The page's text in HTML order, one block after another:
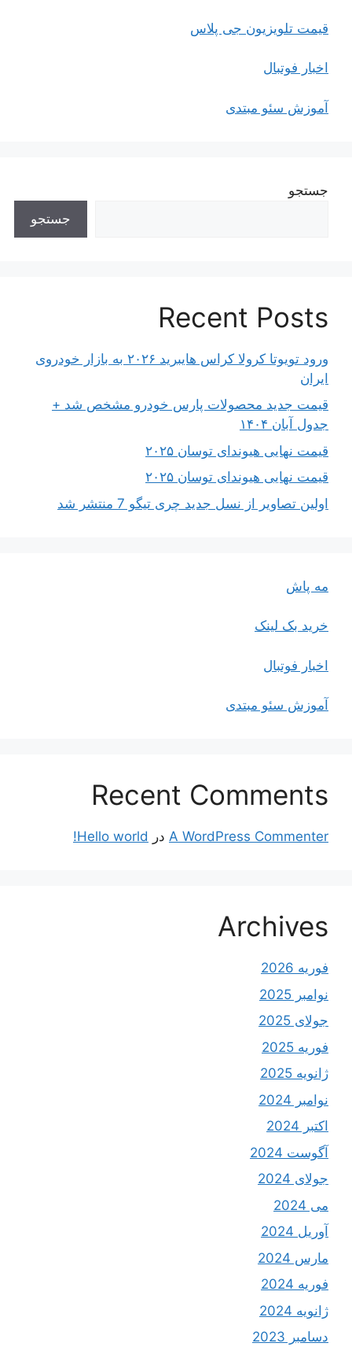
قیمت تلویزیون جی پلاس
اخبار فوتبال
آموزش سئو مبتدی
جستجو
جستجو
Recent Posts
ورود تویوتا کرولا کراس هایبرید ۲۰۲۶ به بازار خودروی
ایران
قیمت جدید محصولات پارس خودرو مشخص شد +
جدول آبان ۱۴۰۴
قیمت نهایی هیوندای توسان ۲۰۲۵
قیمت نهایی هیوندای توسان ۲۰۲۵
اولین تصاویر از نسل جدید چری تیگو 7 منتشر شد
مه پاش
خرید بک لینک
اخبار فوتبال
آموزش سئو مبتدی
Recent Comments
A WordPress Commenter در Hello world!
Archives
فوریه 2026
نوامبر 2025
جولای 2025
فوریه 2025
ژانویه 2025
نوامبر 2024
اکتبر 2024
آگوست 2024
جولای 2024
می 2024
آوریل 2024
مارس 2024
فوریه 2024
ژانویه 2024
دسامبر 2023